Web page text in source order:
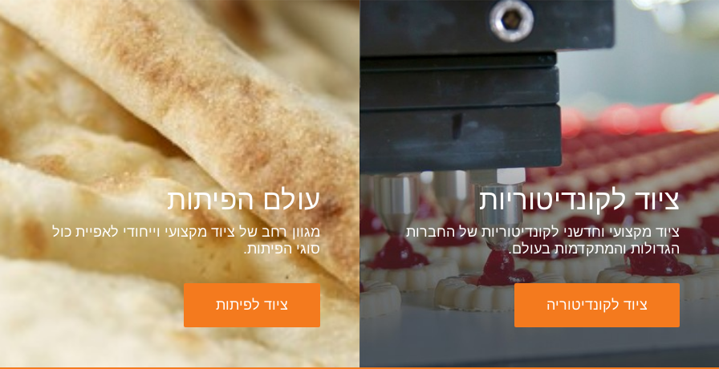
ציוד לקונדיטוריות
ציוד מקצועי וחדשני לקונדיטוריות של החברות
הגדולות והמתקדמות בעולם.
ציוד לקונדיטוריה
עולם הפיתות
מגוון רחב של ציוד מקצועי וייחודי לאפיית כול
סוגי הפיתות.
ציוד לפיתות